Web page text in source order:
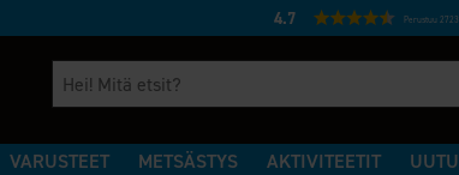
4.7 Perustuu
VARUSTEET METSÄSTYS AKTIVITEETIT